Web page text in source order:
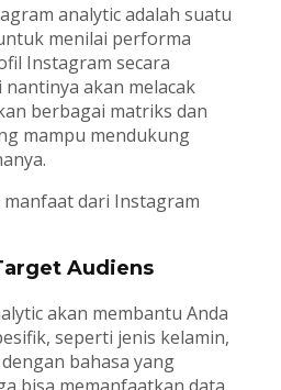
analytic adalah suatu
menilai performa
Instagram secara
akan melacak
berbagai matriks dan
mampu mendukung
dari Instagram
Audiens
akan membantu Anda
seperti jenis kelamin,
bahasa yang